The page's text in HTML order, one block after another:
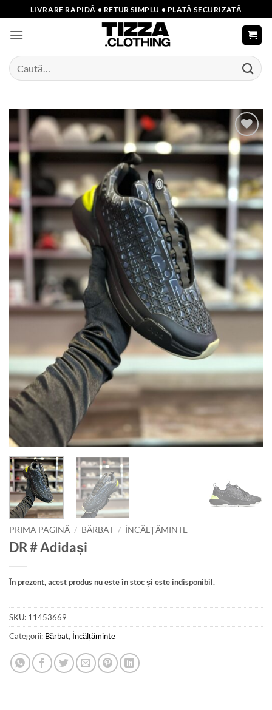
to
content
LIVRARE RAPIDĂ • RETUR SIMPLU • PLATĂ SECURIZATĂ
Caută
după:
Add to
wishlist
PRIMA PAGINĂ / BĂRBAT / ÎNCĂLȚĂMINTE
DR # Adidași
În prezent, acest produs nu este în stoc și este indisponibil.
SKU: 11453669
Categorii: Bărbat, Încălțăminte